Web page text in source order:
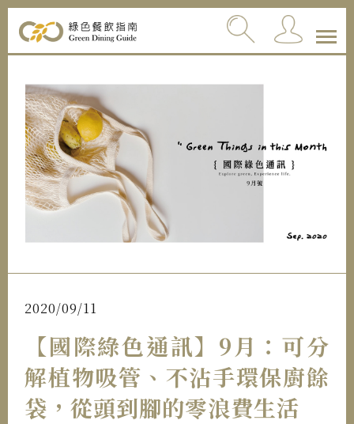
2020/09/11
【國際綠色通訊】9月：可分
解植物吸管、不沾手環保廚餘
袋，從頭到腳的零浪費生活